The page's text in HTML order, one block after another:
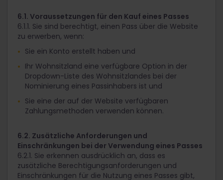
6.1. Voraussetzungen für den Kauf eines Passes
6.1.1. Sie sind berechtigt, einen Pass über die Website
zu erwerben, wenn:
Sie ein Konto erstellt haben und
Ihr Wohnsitzland eine verfügbare Option in der
Dropdown-Liste des Wohnsitzlandes bei der
Nominierung eines Passinhabers ist und
Sie eine der auf der Website verfügbaren
Zahlungsmethoden verwenden können.
6.2. Zusätzliche Anforderungen und
Einschränkungen bei der Verwendung eines Passes
6.2.1. Sie erkennen ausdrücklich an, dass es
zusätzliche Berechtigungsanforderungen und
Einschränkungen für die Nutzung eines Passes gibt,